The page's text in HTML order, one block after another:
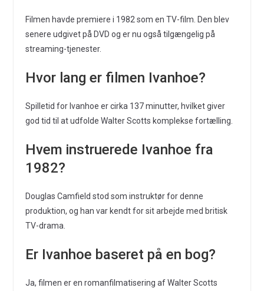
Filmen havde premiere i 1982 som en TV-film. Den blev
senere udgivet på DVD og er nu også tilgængelig på
streaming-tjenester.
Hvor lang er filmen Ivanhoe?
Spilletid for Ivanhoe er cirka 137 minutter, hvilket giver
god tid til at udfolde Walter Scotts komplekse fortælling.
Hvem instruerede Ivanhoe fra
1982?
Douglas Camfield stod som instruktør for denne
produktion, og han var kendt for sit arbejde med britisk
TV-drama.
Er Ivanhoe baseret på en bog?
Ja, filmen er en romanfilmatisering af Walter Scotts